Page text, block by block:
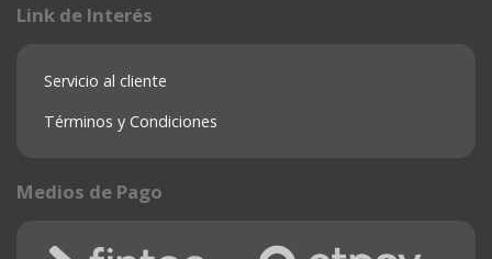
Link de Interés
Servicio al cliente
Términos y Condiciones
Medios de Pago